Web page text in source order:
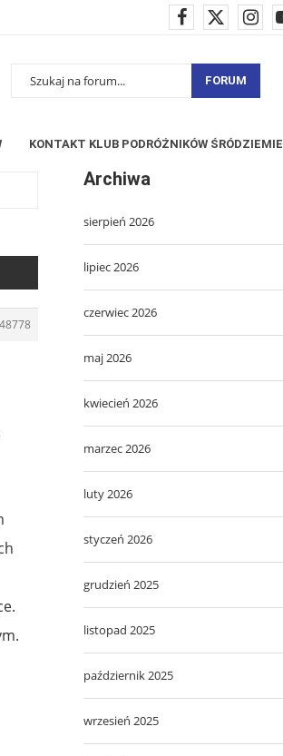
FORUM
KONTAKT KLUB PODRÓŻNIKÓW ŚRÓDZIEMIE
Archiwa
sierpień 2026
lipiec 2026
czerwiec 2026
maj 2026
kwiecień 2026
marzec 2026
luty 2026
styczeń 2026
grudzień 2025
listopad 2025
październik 2025
wrzesień 2025